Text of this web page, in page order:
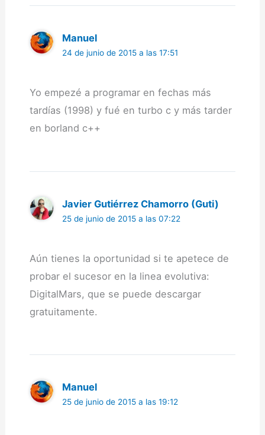
Manuel
24 de junio de 2015 a las 17:51
Yo empezé a programar en fechas más
tardías (1998) y fué en turbo c y más tarder
en borland c++
Javier Gutiérrez Chamorro (Guti)
25 de junio de 2015 a las 07:22
Aún tienes la oportunidad si te apetece de
probar el sucesor en la linea evolutiva:
DigitalMars, que se puede descargar
gratuitamente.
Manuel
25 de junio de 2015 a las 19:12